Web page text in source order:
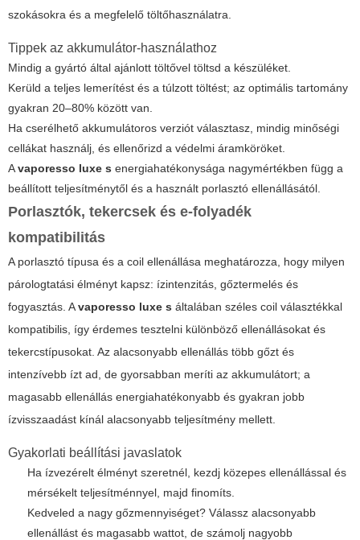
szokásokra és a megfelelő töltőhasználatra.
Tippek az akkumulátor-használathoz
Mindig a gyártó által ajánlott töltővel töltsd a készüléket.
Kerüld a teljes lemerítést és a túlzott töltést; az optimális tartomány
gyakran 20–80% között van.
Ha cserélhető akkumulátoros verziót választasz, mindig minőségi
cellákat használj, és ellenőrizd a védelmi áramköröket.
Avaporesso luxe s energiahatékonysága nagymértékben függ a
beállított teljesítménytől és a használt porlasztó ellenállásától.
Porlasztók, tekercsek és e-folyadék
kompatibilitás
A porlasztó típusa és a coil ellenállása meghatározza, hogy milyen
párologtatási élményt kapsz: ízintenzitás, gőztermelés és
fogyasztás. Avaporesso luxe s általában széles coil választékkal
kompatibilis, így érdemes tesztelni különböző ellenállásokat és
tekercstípusokat. Az alacsonyabb ellenállás több gőzt és
intenzívebb ízt ad, de gyorsabban meríti az akkumulátort; a
magasabb ellenállás energiahatékonyabb és gyakran jobb
ízvisszaadást kínál alacsonyabb teljesítmény mellett.
Gyakorlati beállítási javaslatok
Ha ízvezérelt élményt szeretnél, kezdj közepes ellenállással és
mérsékelt teljesítménnyel, majd finomíts.
Kedveled a nagy gőzmennyiséget? Válassz alacsonyabb
ellenállást és magasabb wattot, de számolj nagyobb